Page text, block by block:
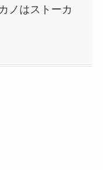
ノはストーカ